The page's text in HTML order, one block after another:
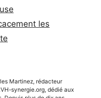
les
Martinez, rédacteur
synergie.org, dédié aux